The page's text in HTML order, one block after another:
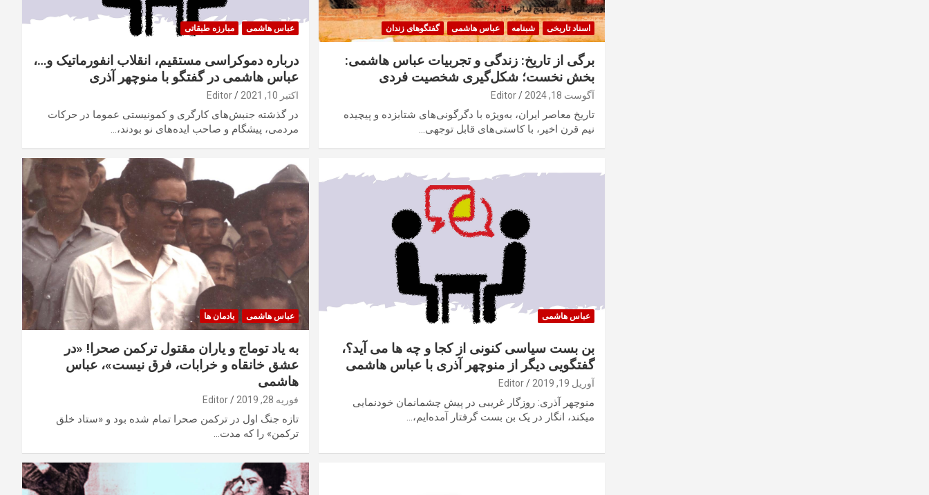
اسناد تاریخی شبنامه عباس هاشمی گفتگوهای زندان
برگی از تاریخ: زندگی و تجربیات عباس هاشمی:
بخش نخست؛ شکل‌گیری شخصیت فردی
آگوست 18, 2024 Editor
تاریخ معاصر ایران، به‌ویژه با دگرگونی‌های شتابزده و پیچیده
نیم قرن اخیر، با کاستی‌های قابل توجهی…
عباس هاشمی مبارزه طبقاتی
درباره‌ دموکراسی مستقیم، انقلاب انفورماتیک و…،
عباس هاشمی در گفتگو با منوچهر آذری
اکتبر 10, 2021 Editor
در گذشته جنبش‌های کارگری ‌‌و کمونیستی عموما در حرکات
مردمی، پیشگام و صاحب ایده‌های نو بودند،…
عباس هاشمی
بن بست سیاسی کنونی از کجا و چه ها می آید؟،
گفتگویی دیگر از منوچهر آذری با عباس هاشمی
آوریل 19, 2019 Editor
منوچهر آذری: روزگار غریبی در پیش چشمانمان خودنمایی
میکند، انگار در یک بن بست گرفتار آمده‌ایم،…
عباس هاشمی یادمان ها
به یاد توماج و یاران مقتول ترکمن صحرا! «در
عشق خانقاه و خرابات، فرق نیست»، عباس
هاشمی
فوریه 28, 2019 Editor
تازه جنگ اول در ترکمن صحرا تمام شده بود و «ستاد خلق
ترکمن» را که مدت…